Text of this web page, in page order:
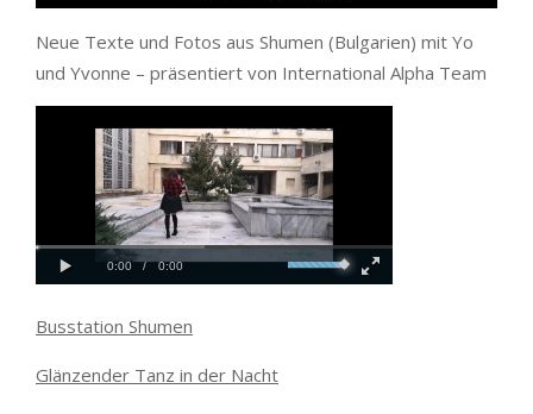
Neue Texte und Fotos aus Shumen (Bulgarien) mit Yo
und Yvonne – präsentiert von International Alpha Team
Busstation Shumen
Glänzender Tanz in der Nacht